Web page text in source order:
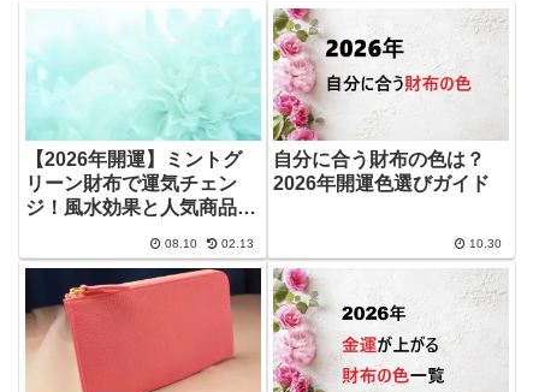
【2026年開運】ミントグ
リーン財布で運気チェン
ジ！風水効果と人気商品5
08.10 02.13
自分に合う財布の色は？
2026年開運色選びガイド
10.30